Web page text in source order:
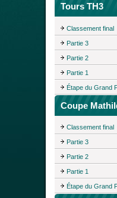
Tours TH3
Classement final
Partie 3
Partie 2
Partie 1
Étape du Grand
Coupe
Classement final
Partie 3
Partie 2
Partie 1
Étape du Grand